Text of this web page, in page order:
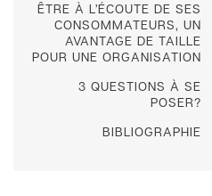
ÊTRE À L’ÉCOUTE DE SES
CONSOMMATEURS, UN
AVANTAGE DE TAILLE
POUR UNE ORGANISATION
3 QUESTIONS À SE
POSER?
BIBLIOGRAPHIE